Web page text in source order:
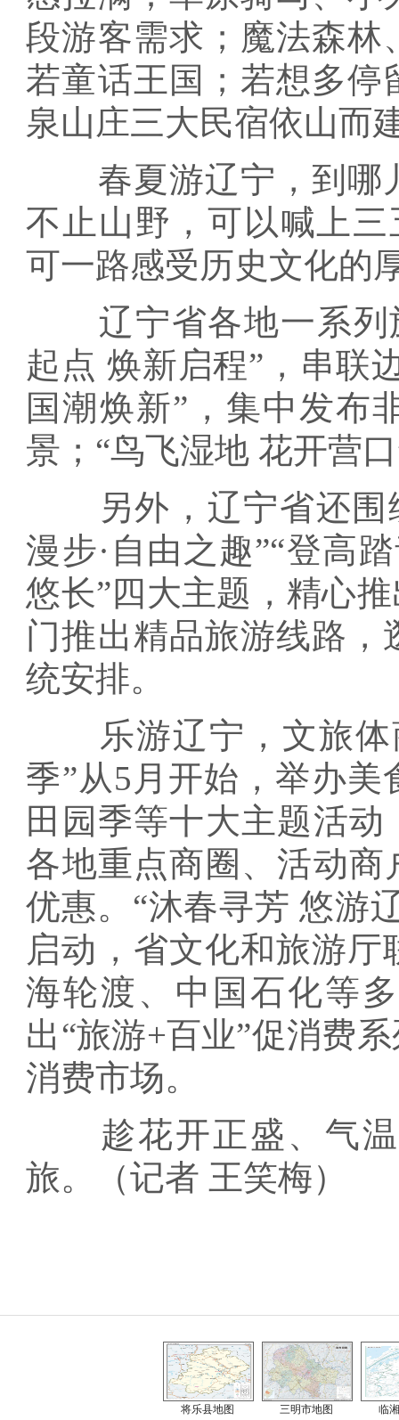
段游客需求；魔法森林
若童话王国；若想多停
泉山庄三大民宿依山而
春夏游辽宁，到哪
不止山野，可以喊上
可一路感受历史文化的
辽宁省各地一系列
起点 焕新启程”，串联
国潮焕新”，集中发布
景；“鸟飞湿地 花开营
另外，辽宁省还围
漫步·自由之趣”“登高
悠长”四大主题，精心
门推出精品旅游线路
统安排。
乐游辽宁，文旅体
季”从5月开始，举办
田园季等十大主题活
各地重点商圈、活动商
优惠。“沐春寻芳 悠游
启动，省文化和旅游
海轮渡、中国石化等
出“旅游+百业”促消费
消费市场。
趁花开正盛、气温
旅。（记者 王笑梅）
将乐县地图 三明市地图 临